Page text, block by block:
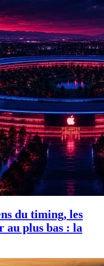
du timing, les
au plus bas : la